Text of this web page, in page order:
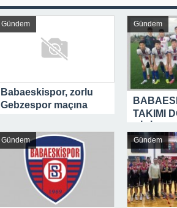
Gündem
Babaeskispor, zorlu
Gebzespor maçına
Gündem
TAKIMI
Gündem Gündem